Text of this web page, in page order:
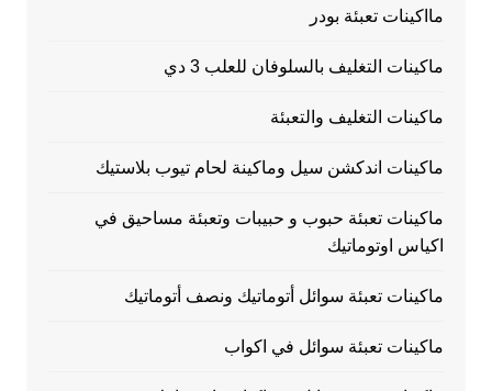
مااكينات تعبئة بودر
ماكينات التغليف بالسلوفان للعلب 3 دي
ماكينات التغليف والتعبئة
ماكينات اندكشن سيل وماكينة لحام تيوب بلاستيك
ماكينات تعبئة حبوب و حبيبات وتعبئة مساحيق في
اكياس اوتوماتيك
ماكينات تعبئة سوائل أتوماتيك ونصف أتوماتيك
ماكينات تعبئة سوائل في اكواب